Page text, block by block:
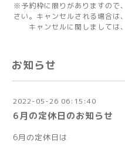
※予約枠に限りがありますので
さい。キャンセルされる場合は
キャンセルに関しましては
お知らせ
2022-05-26 06:15:40
6月の定休日のお知らせ
6月の定休日は